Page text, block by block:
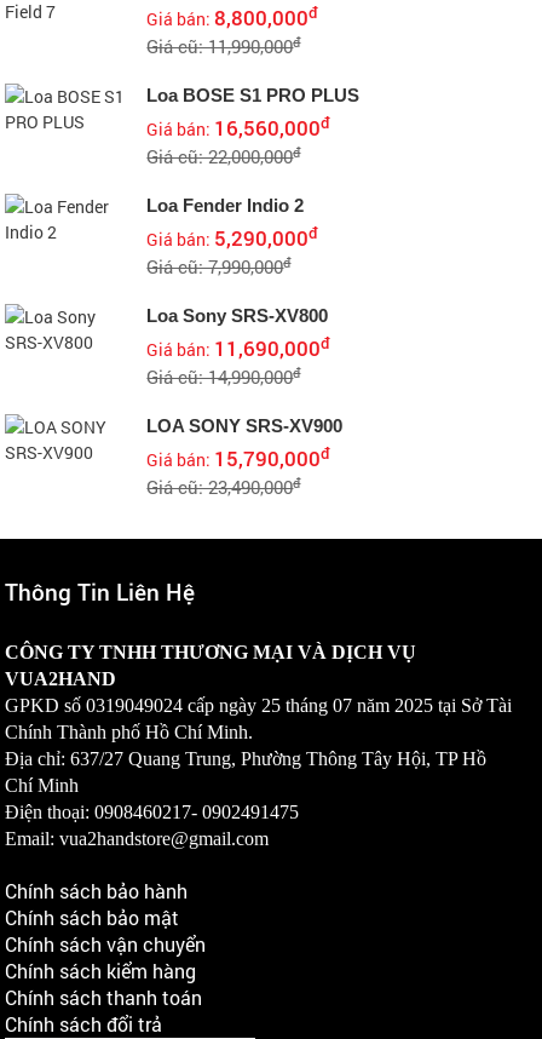
Giá bán:8,800,000đ
Giá cũ: 11,990,000đ
Loa BOSE S1 PRO PLUS
Giá bán: 16,560,000đ
Giá cũ: 22,000,000đ
Loa Fender Indio 2
Giá bán: 5,290,000đ
Giá cũ: 7,990,000đ
Loa Sony SRS-XV800
Giá bán: 11,690,000đ
Giá cũ: 14,990,000đ
LOA SONY SRS-XV900
Giá bán: 15,790,000đ
Giá cũ: 23,490,000đ
Thông Tin Liên Hệ
CÔNG TY TNHH THƯƠNG MẠI VÀ DỊCH VỤ
VUA2HAND
GPKD số0319049024 cấp ngày 25 tháng 07 năm 2025 tại Sở Tài
Chính Thành phố Hồ Chí Minh.
Địa chỉ: 637/27 Quang Trung, Phường Thông Tây Hội, TP Hồ
Chí Minh
Điện thoại: 0908460217-0902491475
Email: vua2handstore@gmail.com
Chính sách bảo hành
Chính sách bảo mật
Chính sách vận chuyển
Chính sách kiểm hàng
Chính sách thanh toán
Chính sách đổi trả